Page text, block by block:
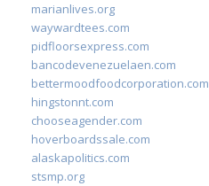
marianlives.org
waywardtees.com
pidfloorsexpress.com
bancodevenezuelaen.com
bettermoodfoodcorporation.com
hingstonnt.com
chooseagender.com
hoverboardssale.com
alaskapolitics.com
stsmp.org